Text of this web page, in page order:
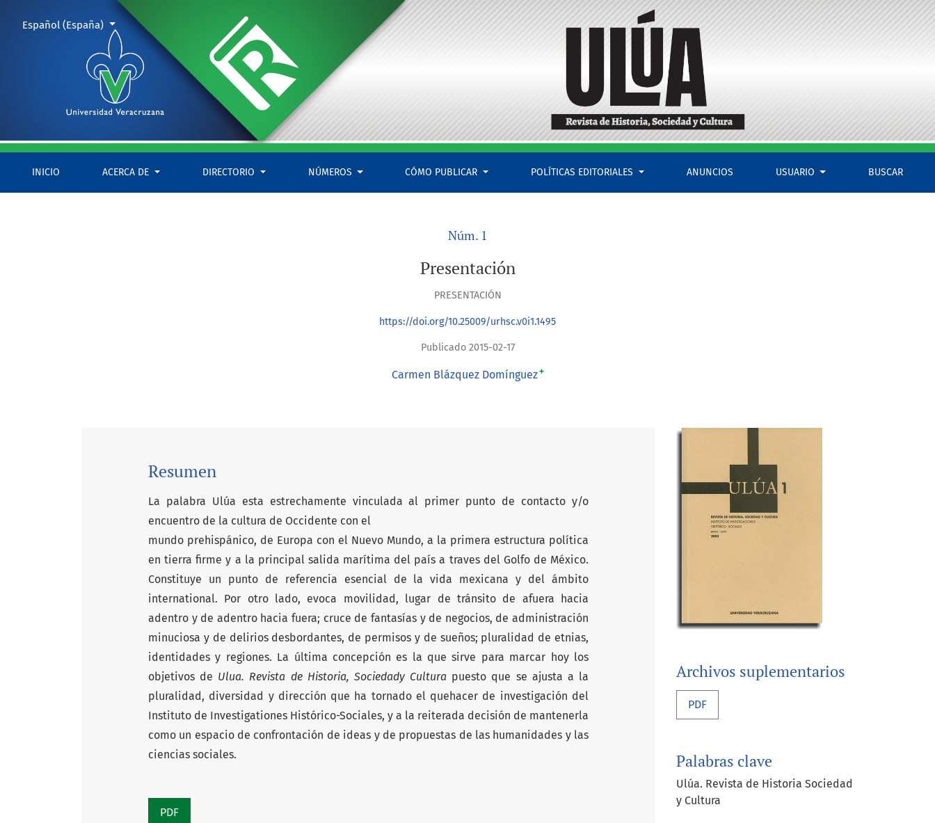
INICIO ACERCA DE DIRECTORIO NÚMEROS CÓMO PUBLICAR POLÍTICAS EDITORIALES ANUNCIOS USUARIO BUSCAR
Cambiar el idioma. El actual es:
Español (España)
Núm. 1
Presentación
PRESENTACIÓN
https://doi.org/10.25009/urhsc.v0i1.1495
Publicado 2015-02-17
Carmen Blázquez Domínguez+
Archivos suplementarios
PDF
Palabras clave
Ulúa. Revista de Historia Sociedad
y Cultura
Resumen
La palabra Ulúa esta estrechamente vinculada al primer punto de contacto y/o
encuentro de la cultura de Occidente con el
mundo prehispánico, de Europa con el Nuevo Mundo, a la primera estructura política
en tierra firme y a la principal salida marítima del país a traves del Golfo de México.
Constituye un punto de referencia esencial de la vida mexicana y del ámbito
international. Por otro lado, evoca movilidad, lugar de tránsito de afuera hacia
adentro y de adentro hacia fuera; cruce de fantasías y de negocios, de administración
minuciosa y de delirios desbordantes, de permisos y de sueños; pluralidad de etnias,
identidades y regiones. La última concepción es la que sirve para marcar hoy los
objetivos de Ulua. Revista de Historia, Sociedady Cultura puesto que se ajusta a la
pluralidad, diversidad y dirección que ha tornado el quehacer de investigación del
Instituto de Investigationes Histórico-Sociales, y a la reiterada decisión de mantenerla
como un espacio de confrontación de ideas y de propuestas de las humanidades y las
ciencias sociales.
PDF